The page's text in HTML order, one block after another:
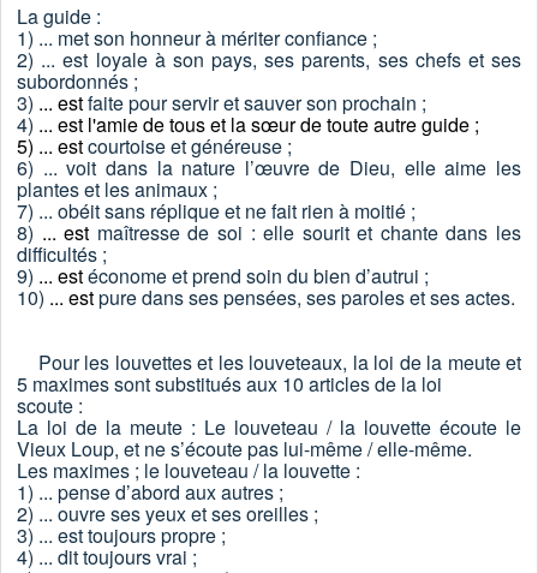
La guide :
1) ... met son honneur à mériter confiance ;
2) ... est loyale à son pays, ses parents, ses chefs et ses
subordonnés ;
3) ... estfaite pour servir et sauver son prochain ;
4) ... est l'amie de tous et la sœur de toute autre guide ;
5) ... estcourtoise et généreuse ;
6) ... voit dans la nature l’œuvre de Dieu, elle aime les
plantes et les animaux ;
7) ... obéit sans réplique et ne fait rien à moitié ;
8) ... est maîtresse de soi : elle sourit et chante dans les
difficultés ;
9) ... estéconome et prend soin du bien d’autrui ;
10) ... estpure dans ses pensées, ses paroles et ses actes.
Pour les louvettes et les louveteaux, la loi de la meute et
5 maximes sont substitués aux 10 articles de la loi
scoute :
La loi de la meute : Le louveteau / la louvette écoute le
Vieux Loup, et ne s’écoute pas lui-même / elle-même.
Les maximes ; le louveteau / la louvette :
1) ... pense d’abord aux autres ;
2) ... ouvre ses yeux et ses oreilles ;
3) ... est toujours propre ;
4) ... dit toujours vrai ;